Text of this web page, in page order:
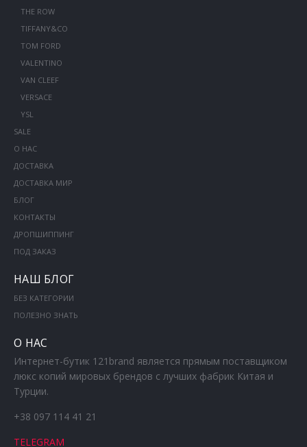
THE ROW
TIFFANY&CO
TOM FORD
VALENTINO
VAN CLEEF
VERSACE
YSL
SALE
О НАС
ДОСТАВКА
ДОСТАВКА МИР
БЛОГ
КОНТАКТЫ
ДРОПШИППИНГ
ПОД ЗАКАЗ
НАШ БЛОГ
БЕЗ КАТЕГОРИИ
ПОЛЕЗНО ЗНАТЬ
О НАС
Интернет-бутик 121brand является прямым поставщиком
люкс копий мировых брендов с лучших фабрик Китая и
Турции.
+38 097 114 41 21
TELEGRAM